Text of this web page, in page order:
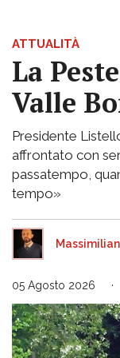
ATTUALITÀ
La
Valle
Presidente
affrontato con
passatempo,
tempo»
05 Agosto 2026